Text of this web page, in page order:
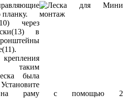
через
в
таким
была
на раму с помощью 2